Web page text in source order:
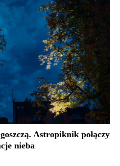
Astropiknik połączy
nieba